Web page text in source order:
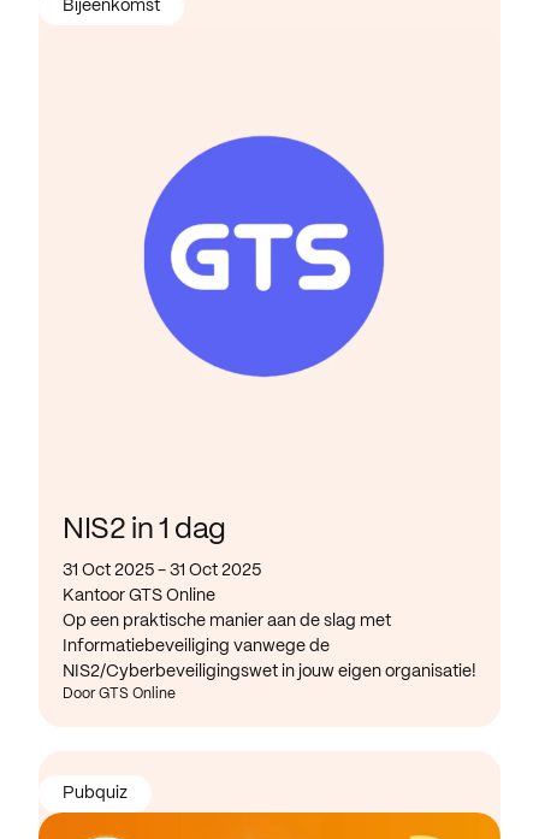
NIS2 in 1 dag
31 Oct 2025 - 31 Oct 2025
Kantoor GTS Online
Op een praktische manier aan de slag met
Informatiebeveiliging vanwege de
NIS2/Cyberbeveiligingswet in jouw eigen organisatie!
Door GTS Online
Bijeenkomst
Pubquiz